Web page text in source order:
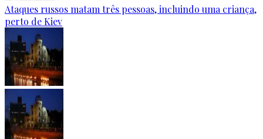
Ataques russos matam três pessoas, incluindo uma criança,
perto de Kiev